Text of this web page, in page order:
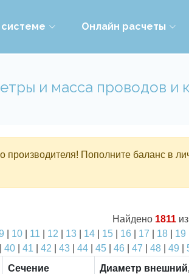
Онлайн расчеты
и масса проводов и
производителя! Пополните баланс в
Найдено 1811 из
10| 11 12 13| 14| 15| 16 17 18| 19
40 41 42 43 44 45 46 47 48 49
Сечение Диаметр